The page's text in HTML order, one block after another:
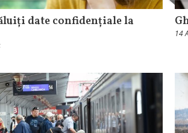
date confidențiale la
14